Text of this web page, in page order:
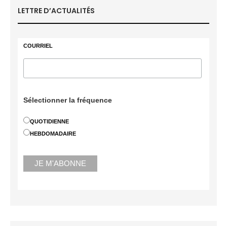
LETTRE D’ACTUALITÉS
COURRIEL
Sélectionner la fréquence
QUOTIDIENNE
HEBDOMADAIRE